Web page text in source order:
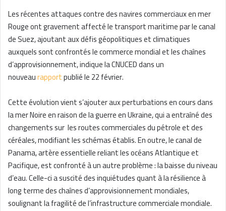
Les récentes attaques contre des navires commerciaux en mer
Rouge ont gravement affecté le transport maritime par le canal
de Suez, ajoutant aux défis géopolitiques et climatiques
auxquels sont confrontés le commerce mondial et les chaînes
d’approvisionnement, indique la CNUCED dans un
nouveaurapportpublié le 22 février.
Cette évolution vient s’ajouter aux perturbations en cours dans
la mer Noire en raison de la guerre en Ukraine, qui a entraîné des
changements sur les routes commerciales du pétrole et des
céréales, modifiant les schémas établis. En outre, le canal de
Panama, artère essentielle reliant les océans Atlantique et
Pacifique, est confronté à un autre problème : la baisse du niveau
d’eau. Celle-ci a suscité des inquiétudes quant à la résilience à
long terme des chaînes d’approvisionnement mondiales,
soulignant la fragilité de l’infrastructure commerciale mondiale.